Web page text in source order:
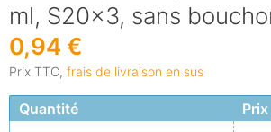
ml, S20x3, sans
0,94 €
Prix TTC, frais de livraison en sus
Quantité